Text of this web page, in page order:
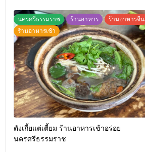
นครศรีธรรมราช ร้านอาหาร
ร้านอาหารจีน
ร้านอาหารเช้า
ตังเกี้ยแต่เตี้ยม ร้านอาหารเช้าอร่อย
นครศรีธรรมราช